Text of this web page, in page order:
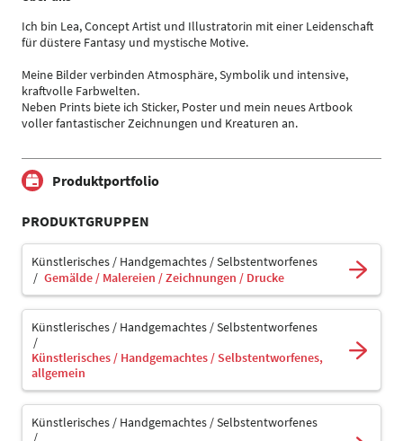
Ich bin Lea, Concept Artist und Illustratorin mit einer Leidenschaft
für düstere Fantasy und mystische Motive.
Meine Bilder verbinden Atmosphäre, Symbolik und intensive,
kraftvolle Farbwelten.
Neben Prints biete ich Sticker, Poster und mein neues Artbook
voller fantastischer Zeichnungen und Kreaturen an.
Produktportfolio
PRODUKTGRUPPEN
Künstlerisches / Handgemachtes / Selbstentworfenes
Gemälde / Malereien / Zeichnungen / Drucke
Künstlerisches / Handgemachtes / Selbstentworfenes
Künstlerisches / Handgemachtes / Selbstentworfenes,
allgemein
Künstlerisches / Handgemachtes / Selbstentworfenes